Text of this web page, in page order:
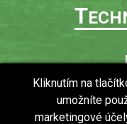
T
Povinně
Kliknutím na
umožníte
marketingové